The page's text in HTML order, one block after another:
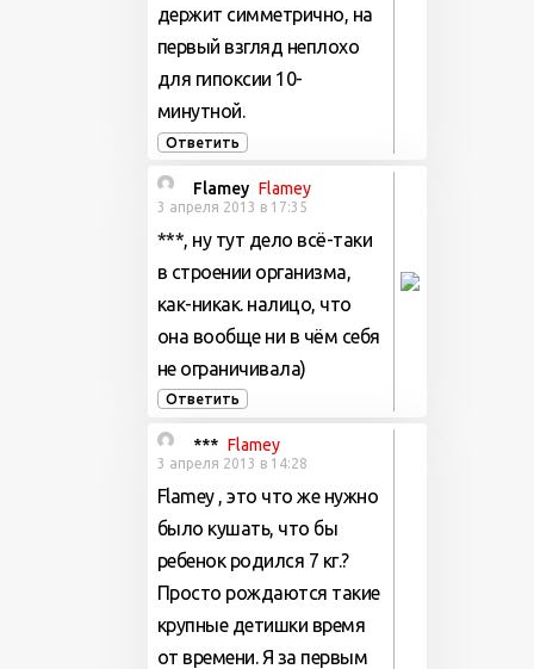
держит симметрично, на
первый взгляд неплохо
для гипоксии 10-
минутной.
Ответить
Flamey Flamey
3 апреля 2013 в 17:35
***, ну тут дело всё-таки
в строении организма,
как-никак. налицо, что
она вообще ни в чём себя
не ограничивала)
Ответить
*** Flamey
3 апреля 2013 в 14:28
Flamey , это что же нужно
было кушать, что бы
ребенок родился 7 кг.?
Просто рождаются такие
крупные детишки время
от времени. Я за первым